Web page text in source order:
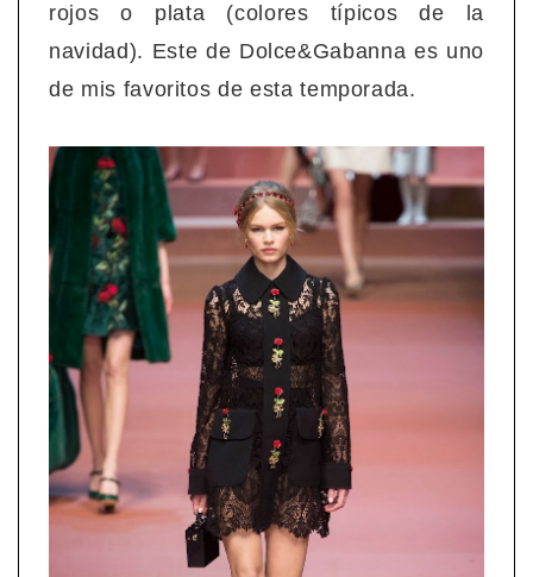
rojos o plata (colores típicos de la
navidad). Este de Dolce&Gabanna es uno
de mis favoritos de esta temporada.